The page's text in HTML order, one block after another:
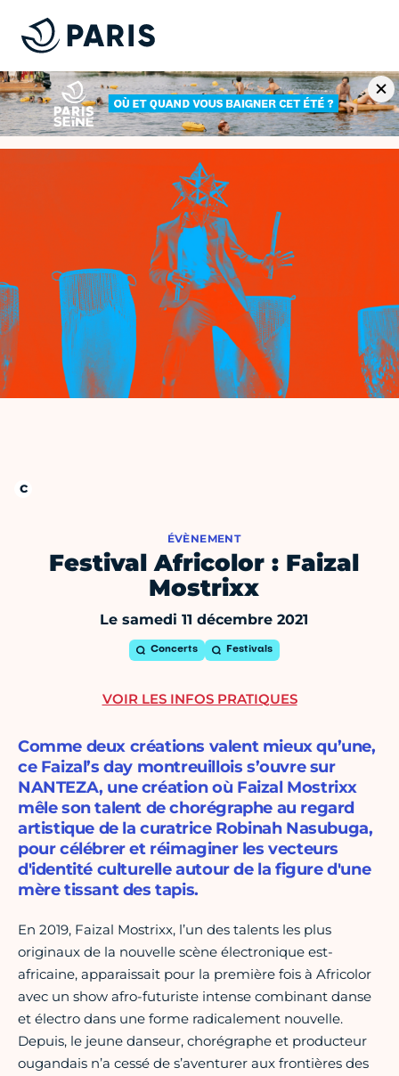
ÉVÈNEMENT
Festival Africolor : Faizal
Mostrixx
Le samedi 11 décembre 2021
Concerts Festivals
Comme deux créations valent mieux qu’une,
ce Faizal’s day montreuillois s’ouvre sur
NANTEZA, une création où Faizal Mostrixx
mêle son talent de chorégraphe au regard
artistique de la curatrice Robinah Nasubuga,
pour célébrer et réimaginer les vecteurs
d'identité culturelle autour de la figure d'une
mère tissant des tapis.
En 2019, Faizal Mostrixx, l’un des talents les plus
originaux de la nouvelle scène électronique est-
africaine, apparaissait pour la première fois à Africolor
avec un show afro-futuriste intense combinant danse
et électro dans une forme radicalement nouvelle.
Depuis, le jeune danseur, chorégraphe et producteur
ougandais n’a cessé de s’aventurer aux frontières des
VOIR LES INFOS PRATIQUES